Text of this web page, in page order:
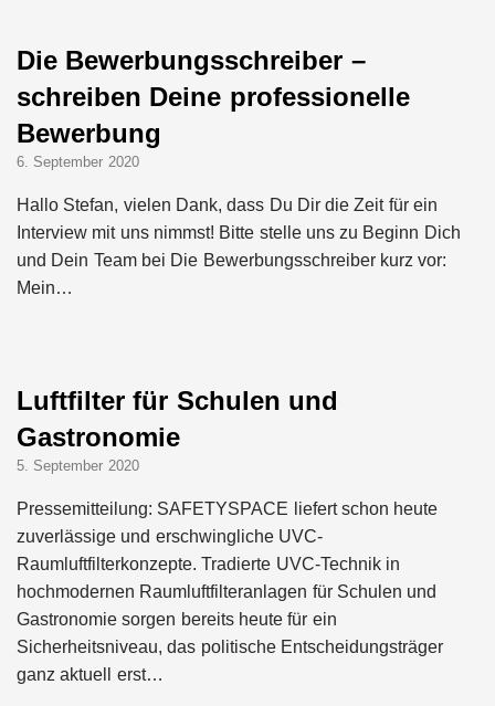
Die Bewerbungsschreiber –
schreiben Deine professionelle
Bewerbung
6. September 2020
Hallo Stefan, vielen Dank, dass Du Dir die Zeit für ein
Interview mit uns nimmst! Bitte stelle uns zu Beginn Dich
und Dein Team bei Die Bewerbungsschreiber kurz vor:
Mein…
Luftfilter für Schulen und
Gastronomie
5. September 2020
Pressemitteilung: SAFETYSPACE liefert schon heute
zuverlässige und erschwingliche UVC-
Raumluftfilterkonzepte. Tradierte UVC-Technik in
hochmodernen Raumluftfilteranlagen für Schulen und
Gastronomie sorgen bereits heute für ein
Sicherheitsniveau, das politische Entscheidungsträger
ganz aktuell erst…
Restrukturierung: Green